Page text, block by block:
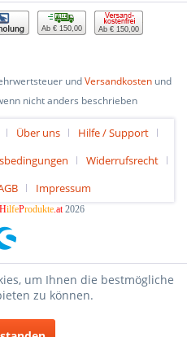
Ab € 150,00 Ab € 150,00
undVersandkostenund
nicht anders beschrieben
Über uns
Hilfe / Support
Widerrufsrecht
Impressum
ilfeProdukte.at2026
um Ihnen die bestmögliche
zu können.